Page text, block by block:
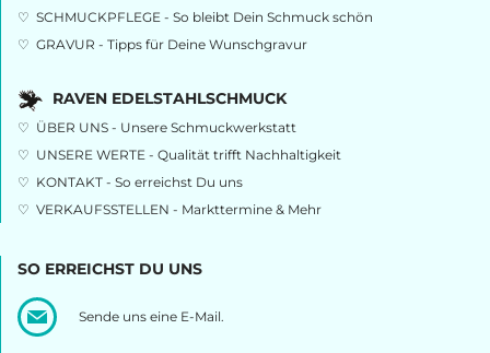
♡ SCHMUCKPFLEGE - So bleibt Dein Schmuck schön
♡ GRAVUR - Tipps für Deine Wunschgravur
RAVEN EDELSTAHLSCHMUCK
♡ ÜBER UNS - Unsere Schmuckwerkstatt
♡ UNSERE WERTE - Qualität trifft Nachhaltigkeit
♡ KONTAKT - So erreichst Du uns
♡ VERKAUFSSTELLEN - Markttermine & Mehr
SO ERREICHST DU UNS
Sende uns eine E-Mail.